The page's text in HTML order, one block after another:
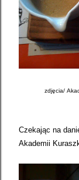
zdjęcia/
Czekając na
Akademii